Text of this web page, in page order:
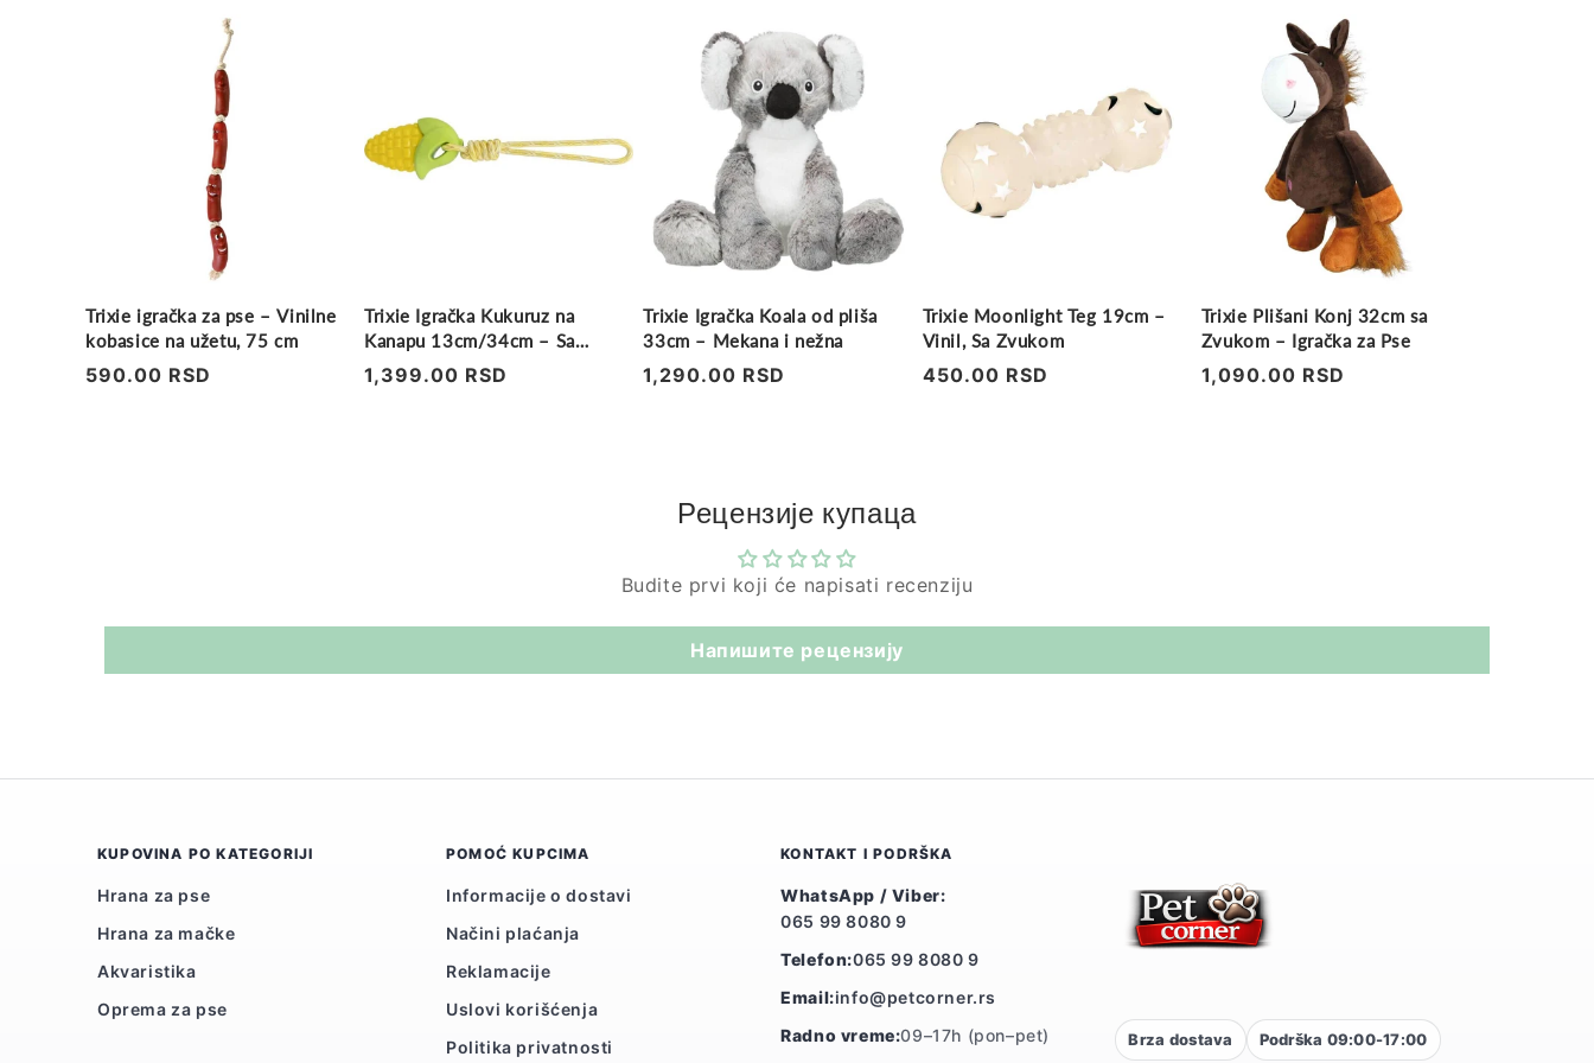
Trixie igračka za pse – Vinilne
kobasice na užetu, 75 cm
Regularna
590.00 RSD
Trixie Igračka Kukuruz na
Kanapu 13cm/34cm – Sa
Zvukom
Regularna
1,399.00 RSD
Trixie Igračka Koala od pliša
33cm – Mekana i nežna
Regularna
1,290.00 RSD
Trixie Moonlight Teg 19cm –
Vinil, Sa Zvukom
Regularna
450.00 RSD
Trixie Plišani Konj 32cm sa
Zvukom – Igračka za Pse
Regularna
1,090.00 RSD
Рецензије купаца
Budite prvi koji će napisati recenziju
Напишите рецензију
KUPOVINA PO KATEGORIJI
Hrana za pse
Hrana za mačke
Akvaristika
Oprema za pse
POMOĆ KUPCIMA
Informacije o dostavi
Načini plaćanja
Reklamacije
Uslovi korišćenja
Politika privatnosti
KONTAKT I PODRŠKA
WhatsApp / Viber:
065 99 8080 9
Telefon:065 99 8080 9
Email:info@petcorner.rs
Radno vreme:09–17h (pon–pet) Brza dostava Podrška 09:00-17:00